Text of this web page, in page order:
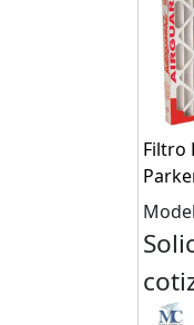
Filtro